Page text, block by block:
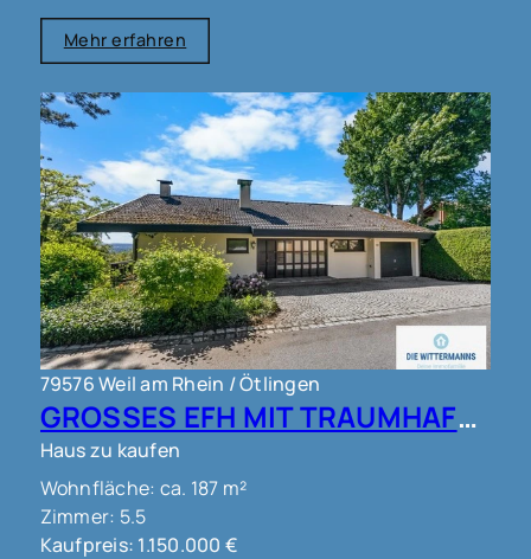
Mehr erfahren
79576 Weil am Rhein / Ötlingen
GROSSES EFH MIT TRAUMHAFTEM AUSBLICK IN WEIL AM RHEIN OT ÖTLINGEN !!!
Haus zu kaufen
Wohnfläche: ca. 187 m²
Zimmer: 5.5
Kaufpreis: 1.150.000 €